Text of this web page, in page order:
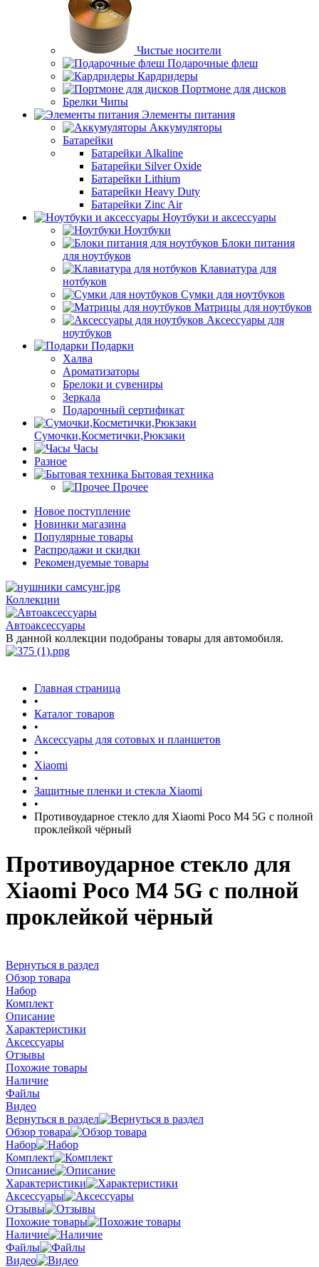
Чистые носители
Подарочные флеш
Кардридеры
Портмоне для дисков
Брелки Чипы
Элементы питания
Аккумуляторы
Батарейки
Батарейки Alkaline
Батарейки Silver Oxide
Батарейки Lithium
Батарейки Heavy Duty
Батарейки Zinc Air
Ноутбуки и аксессуары
Ноутбуки
Блоки питания
для ноутбуков
Клавиатура для
нотбуков
Сумки для ноутбуков
Матрицы для ноутбуков
Аксессуары для
ноутбуков
Подарки
Халва
Ароматизаторы
Брелоки и сувениры
Зеркала
Подарочный сертификат
Сумочки,Косметички,Рюкзаки
Часы
Разное
Бытовая техника
Прочее
Новое поступление
Новинки магазина
Популярные товары
Распродажи и скидки
Рекомендуемые товары
Коллекции
Автоаксессуары
В данной коллекции подобраны товары для автомобиля.
Главная страница
•
Каталог товаров
•
Аксессуары для сотовых и планшетов
•
Xiaomi
•
Защитные пленки и стекла Xiaomi
•
Противоударное стекло для Xiaomi Poco M4 5G с полной
проклейкой чёрный
Противоударное стекло для
Xiaomi Poco M4 5G с полной
проклейкой чёрный
Вернуться в раздел
Обзор товара
Набор
Комплект
Описание
Характеристики
Аксессуары
Отзывы
Похожие товары
Наличие
Файлы
Видео
Вернуться в раздел
Обзор товара
Набор
Комплект
Описание
Характеристики
Аксессуары
Отзывы
Похожие товары
Наличие
Файлы
Видео